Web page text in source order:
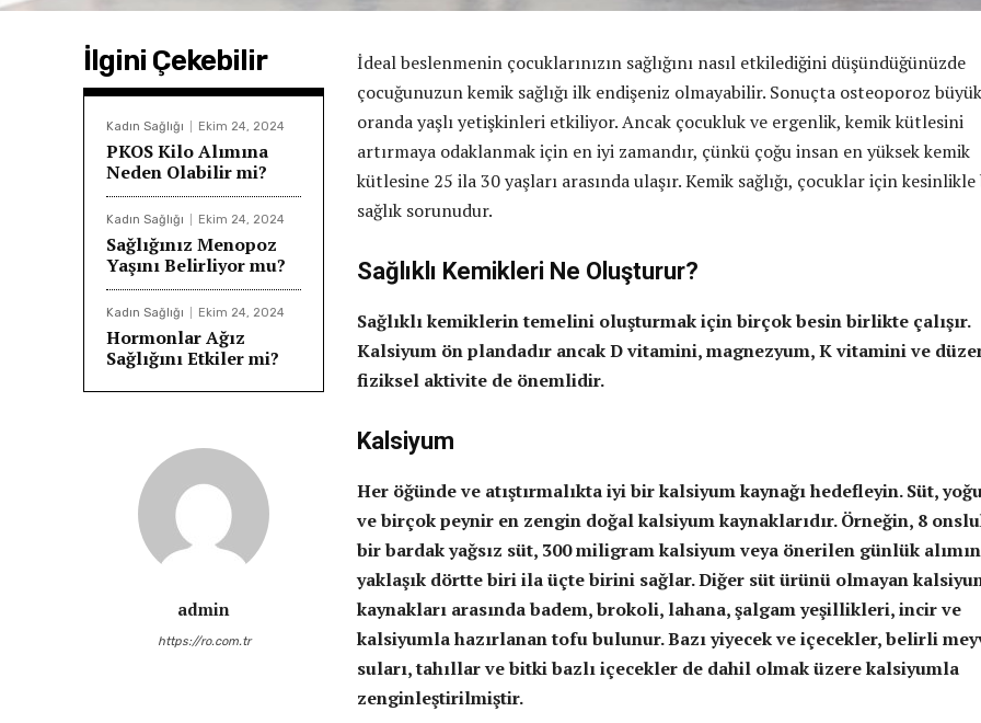
İlgini Çekebilir
Kadın Sağlığı Ekim 24, 2024
PKOS Kilo Alımına
Neden Olabilir mi?
Kadın Sağlığı Ekim 24, 2024
Sağlığınız Menopoz
Yaşını Belirliyor mu?
Kadın Sağlığı Ekim 24, 2024
Hormonlar Ağız
Sağlığını Etkiler mi?
admin
https://ro.com.tr
İdeal beslenmenin çocuklarınızın sağlığını nasıl etkilediğini düşündüğünüzde
çocuğunuzun kemik sağlığı ilk endişeniz olmayabilir. Sonuçta osteoporoz büyük
oranda yaşlı yetişkinleri etkiliyor. Ancak çocukluk ve ergenlik, kemik kütlesini
artırmaya odaklanmak için en iyi zamandır, çünkü çoğu insan en yüksek kemik
kütlesine 25 ila 30 yaşları arasında ulaşır. Kemik sağlığı, çocuklar için
sağlık sorunudur.
Sağlıklı Kemikleri Ne Oluşturur?
Sağlıklı kemiklerin temelini oluşturmak için birçok besin birlikte çalışır.
Kalsiyum ön plandadır ancak D vitamini, magnezyum, K vitamini ve
fiziksel aktivite de önemlidir.
Kalsiyum
Her öğünde ve atıştırmalıkta iyi bir kalsiyum kaynağı hedefleyin. Süt,
ve birçok peynir en zengin doğal kalsiyum kaynaklarıdır. Örneğin, 8
bir bardak yağsız süt, 300 miligram kalsiyum veya önerilen günlük alımın
yaklaşık dörtte biri ila üçte birini sağlar. Diğer süt ürünü olmayan
kaynakları arasında badem, brokoli, lahana, şalgam yeşillikleri, incir ve
kalsiyumla hazırlanan tofu bulunur. Bazı yiyecek ve içecekler, belirli
suları, tahıllar ve bitki bazlı içecekler de dahil olmak üzere kalsiyumla
zenginleştirilmiştir.